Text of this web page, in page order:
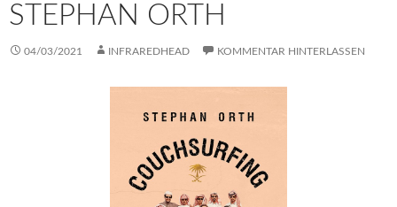
STEPHAN ORTH
04/03/2021 INFRAREDHEAD KOMMENTAR HINTERLASSEN